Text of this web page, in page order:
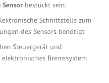
Sensor bestückt sein.
Schnittstelle zum
des Sensors benötigt
Steuergerät und
Bremssystem